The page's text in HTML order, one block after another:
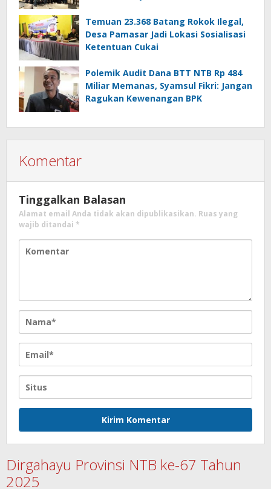
Temuan 23.368 Batang Rokok Ilegal,
Desa Pamasar Jadi Lokasi Sosialisasi
Ketentuan Cukai
Polemik Audit Dana BTT NTB Rp 484
Miliar Memanas, Syamsul Fikri: Jangan
Ragukan Kewenangan BPK
Komentar
Tinggalkan Balasan
Alamat email Anda tidak akan dipublikasikan. Ruas yang
wajib ditandai *
Dirgahayu Provinsi NTB ke-67 Tahun
2025